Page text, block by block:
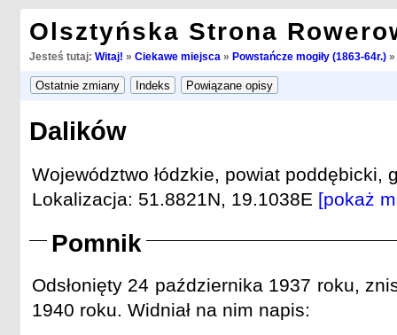
Olsztyńska Strona
Jesteś tutaj: Witaj! » Ciekawe miejsca » Powstańcze mogiły (1863-64r.)»
Dalików
Województwo łódzkie, powiat poddębicki,
Lokalizacja: 51.8821N, 19.1038E [pokaż
Pomnik
Odsłonięty 24 października 1937 roku,
1940 roku. Widniał na nim napis: